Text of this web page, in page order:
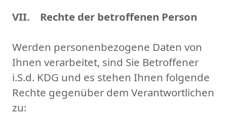
VII. Rechte der betroffenen Person
Werden personenbezogene Daten von
Ihnen verarbeitet, sind Sie Betroffener
i.S.d. KDG und es stehen Ihnen folgende
Rechte gegenüber dem Verantwortlichen
zu: